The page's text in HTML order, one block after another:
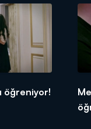
öğreniyor!